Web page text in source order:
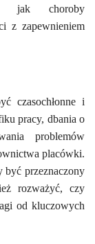
jak choroby
z zapewnieniem
czasochłonne i
pracy, dbania o
problemów
placówki.
być przeznaczony
rozważyć, czy
od kluczowych